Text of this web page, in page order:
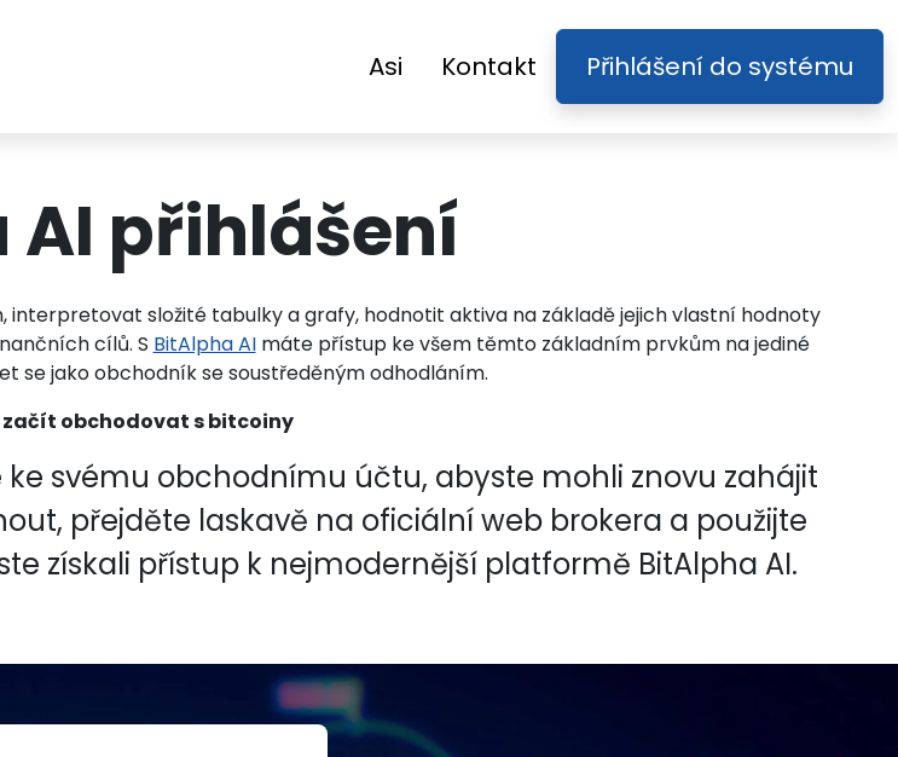
Asi Kontakt Přihlášení do systému
AI přihlášení
složité tabulky a grafy, hodnotit aktiva na základě jejich vlastní hodnoty
cílů. S BitAlpha AImáte přístup ke všem těmto základním prvkům na jediné
se jako obchodník se soustředěným odhodláním.
začít obchodovat s bitcoiny
svému obchodnímu účtu, abyste mohli znovu zahájit
přejděte laskavě na oficiální web brokera a použijte
získali přístup k nejmodernější platformě BitAlpha AI.